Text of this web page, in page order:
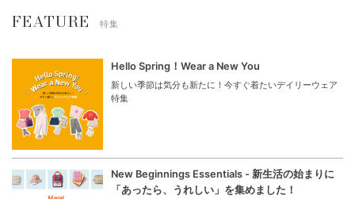
FEATURE 特集
Hello Spring！Wear a New You
新しい季節は気分も新たに！今すぐ着たいデイリーウェア
特集
New Beginnings Essentials - 新生活の始まりに
「あったら、うれしい」を集めました！